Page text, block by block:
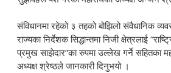
संविधानमा रहेको ३ तहको बोझिलो संवैधानिक
राज्यका निर्देशक सिद्धान्तमा निजी क्षेत्रलाई
प्रमुख साझेदार”का रुपमा उल्लेख गर्ने सहितका
अध्यक्ष श्रेष्ठले जानकारी दिनुभयो ।